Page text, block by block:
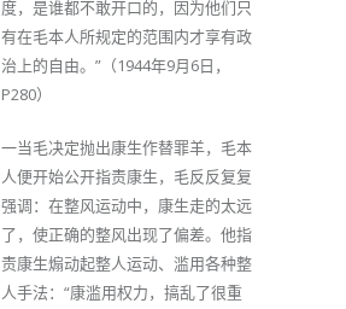
度，是谁都不敢开口的，因为他们只
有在毛本人所规定的范围内才享有政
治上的自由。”（1944年9月6日，
P280）
一当毛决定抛出康生作替罪羊，毛本
人便开始公开指责康生，毛反反复复
强调：在整风运动中，康生走的太远
了，使正确的整风出现了偏差。他指
责康生煽动起整人运动、滥用各种整
人手法：“康滥用权力，搞乱了很重